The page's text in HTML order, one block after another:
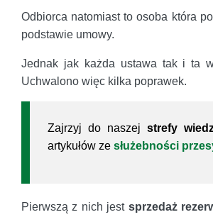
Odbiorca natomiast to osoba która
podstawie umowy.
Jednak jak każda ustawa tak i ta
Uchwalono więc kilka poprawek.
Zajrzyj do naszej strefy
artykułów ze służebności
Pierwszą z nich jest sprzedaż